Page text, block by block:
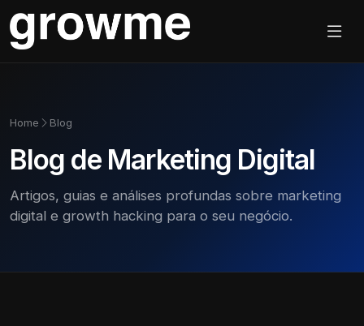
Home Blog
Blog de Marketing Digital
Artigos, guias e análises profundas sobre marketing
digital e growth hacking para o seu negócio.